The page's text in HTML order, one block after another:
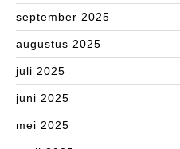
september 2025
augustus 2025
juli 2025
juni 2025
mei 2025